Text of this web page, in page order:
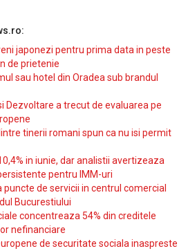
japonezi pentru prima data in peste
de prietenie
sau hotel din Oradea sub brandul
Dezvoltare a trecut de evaluarea pe
tinerii romani spun ca nu isi permit
in iunie, dar analistii avertizeaza
pentru IMM-uri
puncte de servicii in centrul comercial
Bucurestiului
concentreaza 54% din creditele
nefinanciare
de securitate sociala inaspreste